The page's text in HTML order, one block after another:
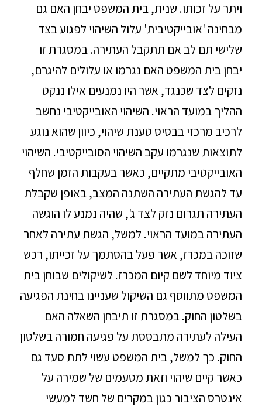
ויתר על זכותו. שנית, בית המשפט יבחן האם גם
מבחינה 'אובייקטיבית' עלול השיהוי לפגוע בצד
שלישי תם לב אם תתקבל העתירה. במסגרת זו
יבחן בית המשפט האם נגרמו או עלולים להיגרם,
נזקים לצד שכנגד, אשר היו נמנעים אילו ננקט
ההליך במועד הראוי. השיהוי האובייקטיבי נחשב
לרכיב מרכזי בבסיס טענת שיהוי, כיוון שהוא נוגע
לתוצאות שנגרמו עקב השיהוי הסובייקטיבי. השיהוי
האובייקטיבי מתקיים, כאשר בעקבות הזמן שחלף
עד להגשת העתירה השתנה המצב, באופן שקבלת
העתירה תגרום נזק לצד ג', שהיה נמנע לו הוגשה
העתירה במועד הראוי. למשל, הגשת עתירה לאחר
שזוכה במכרז, אשר פעל בהסתמך על זכייתו, רכש
ציוד מיוחד לשם קיום המכרז. לשיקולים שבוחן בית
המשפט מתווסף גם השיקול שעניינו בחינת הפגיעה
בשלטון החוק. במסגרת זו תיבחן השאלה האם
העילה לעתירה מתבססת על פגיעה חמורה בשלטון
החוק. כך למשל, בית המשפט עשוי לתת סעד גם
כאשר קיים שיהוי וזאת מטעמים של שמירה על
אינטרס הציבור כגון במקרים של חשד למעשי